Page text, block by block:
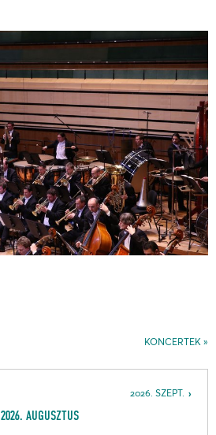
KONCERTEK
2026. SZEPT.
2026. AUGUSZTUS